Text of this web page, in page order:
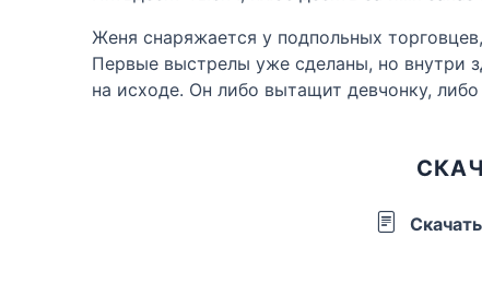
Женя снаряжается у подпольных
Первые выстрелы уже сделаны, но внутри
на исходе. Он либо вытащит девчонку,